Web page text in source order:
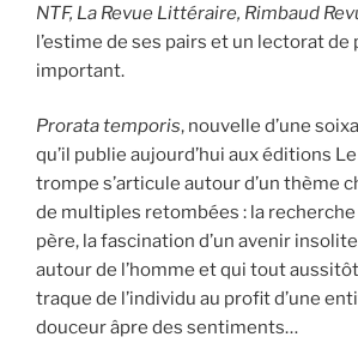
NTF, La Revue Littéraire, Rimbaud
l’estime de ses pairs et un lectorat de
important.
Prorata temporis, nouvelle d’une
qu’il publie aujourd’hui aux éditions
trompe s’articule autour d’un thème
de multiples retombées : la
père, la fascination d’un avenir
autour de l’homme et qui tout
traque de l’individu au profit d’une
douceur âpre des sentiments…